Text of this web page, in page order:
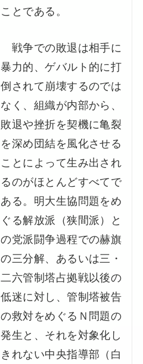
ことである。
戦争での敗退は相手に
暴力的、ゲバルト的に打
倒されて崩壊するのでは
なく、組織が内部から、
敗退や挫折を契機に亀裂
を深め団結を風化させる
ことによって生み出され
るのがほとんどすべてで
ある。明大生協問題をめ
ぐる解放派（狭間派）と
の党派闘争過程での赫旗
の三分解、あるいは三・
二六管制塔占拠戦以後の
低迷に対し、管制塔被告
の救対をめぐるＮ問題の
発生と、それを対象化し
きれない中央指導部（白